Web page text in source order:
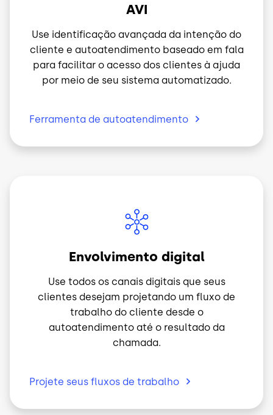
AVI
Use identificação avançada da intenção do
cliente e autoatendimento baseado em fala
para facilitar o acesso dos clientes à ajuda
por meio de seu sistema automatizado.
Ferramenta de autoatendimento
Envolvimento digital
Use todos os canais digitais que seus
clientes desejam projetando um fluxo de
trabalho do cliente desde o
autoatendimento até o resultado da
chamada.
Projete seus fluxos de trabalho